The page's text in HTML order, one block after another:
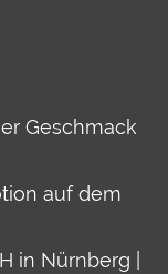
Geschmack
auf dem
in Nürnberg |